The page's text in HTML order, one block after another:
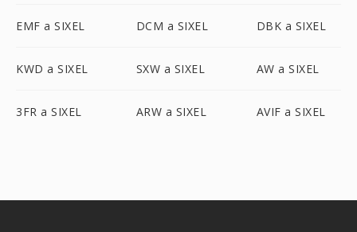
EMF a SIXEL DCM a SIXEL DBK a SIXEL
KWD a SIXEL SXW a SIXEL AW a SIXEL
3FR a SIXEL ARW a SIXEL AVIF a SIXEL